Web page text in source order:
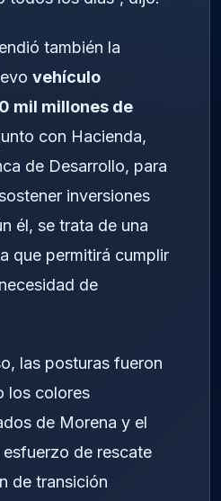
también la
vehículo
mil millones de
con Hacienda,
de Desarrollo, para
inversiones
él, se trata de una
que permitirá cumplir
de
las posturas fueron
los colores
de Morena y el
de rescate
de transición